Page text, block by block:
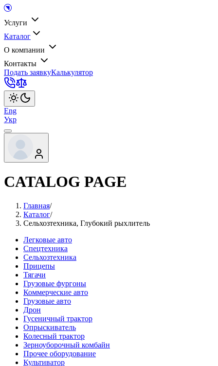
Услуги
Каталог
О компании
Контакты
Подать заявкуКалькулятор
Eng
Укр
CATALOG PAGE
Главная/
Каталог/
Сельхозтехника, Глубокий рыхлитель
Легковые авто
Спецтехника
Сельхозтехника
Прицепы
Тягачи
Грузовые фургоны
Коммерческие авто
Грузовые авто
Дрон
Гусеничный трактор
Опрыскиватель
Колесный трактор
Зерноуборочный комбайн
Прочее оборудование
Культиватор